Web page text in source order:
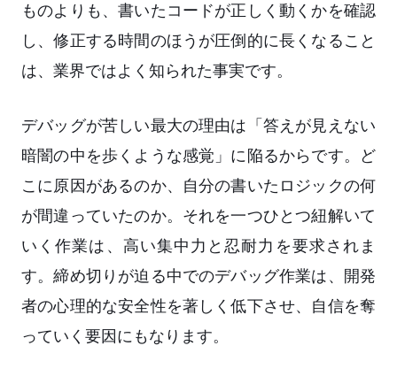
ものよりも、書いたコードが正しく動くかを確認
し、修正する時間のほうが圧倒的に長くなること
は、業界ではよく知られた事実です。
デバッグが苦しい最大の理由は「答えが見えない
暗闇の中を歩くような感覚」に陥るからです。ど
こに原因があるのか、自分の書いたロジックの何
が間違っていたのか。それを一つひとつ紐解いて
いく作業は、高い集中力と忍耐力を要求されま
す。締め切りが迫る中でのデバッグ作業は、開発
者の心理的な安全性を著しく低下させ、自信を奪
っていく要因にもなります。